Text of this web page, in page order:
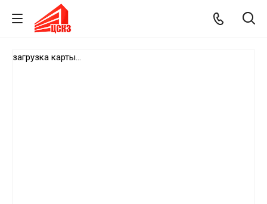
загрузка карты...